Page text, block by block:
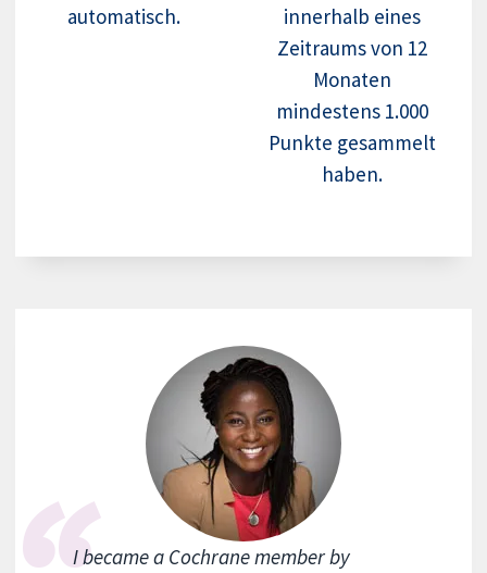
automatisch.
innerhalb eines
Zeitraums von 12
Monaten
mindestens 1.000
Punkte gesammelt
haben.
I became a Cochrane member by